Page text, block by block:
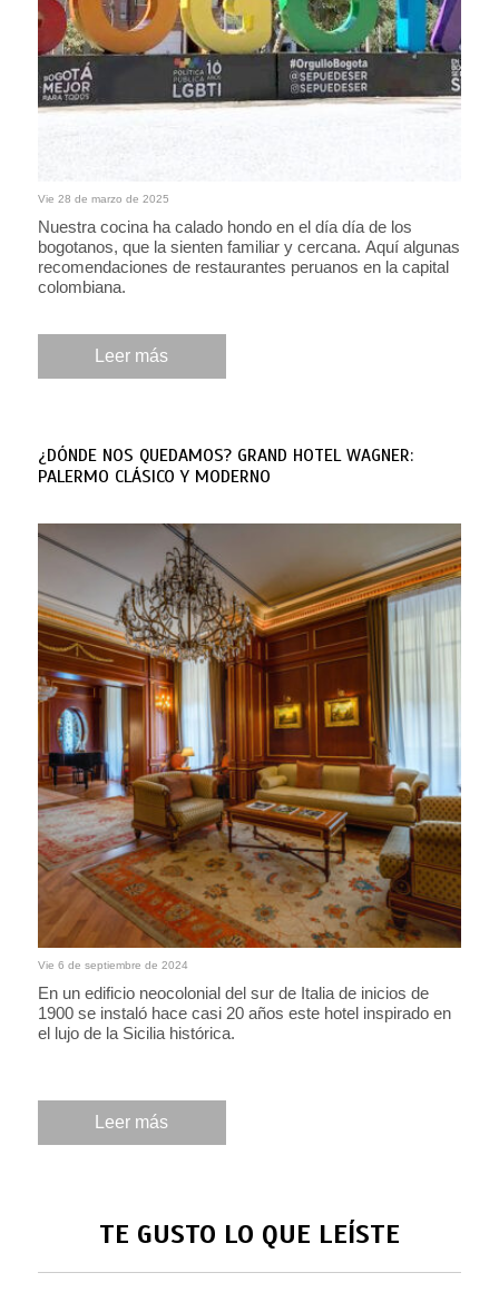
Vie 28 de marzo de 2025
Nuestra cocina ha calado hondo en el día día de los
bogotanos, que la sienten familiar y cercana. Aquí algunas
recomendaciones de restaurantes peruanos en la capital
colombiana.
Leer más
¿DÓNDE NOS QUEDAMOS? GRAND HOTEL WAGNER:
PALERMO CLÁSICO Y MODERNO
Vie 6 de septiembre de 2024
En un edificio neocolonial del sur de Italia de inicios de
1900 se instaló hace casi 20 años este hotel inspirado en
el lujo de la Sicilia histórica.
Leer más
TE GUSTO LO QUE LEÍSTE